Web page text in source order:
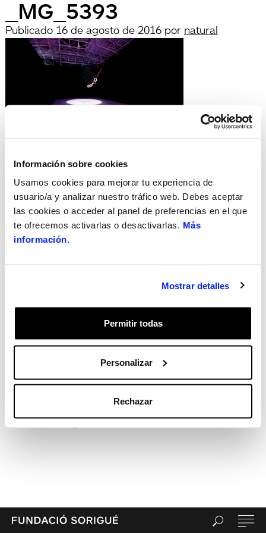
Información sobre cookies
Usamos cookies para mejorar tu experiencia de
usuario/a y analizar nuestro tráfico web. Debes aceptar
las cookies o acceder al panel de preferencias en el que
te ofrecemos activarlas o desactivarlas. Más
información.
Mostrar detalles
Permitir todas
Personalizar
Rechazar
_MG_5393
Publicado 16 de agosto de 2016por natural
Deja una respuesta
Lo siento, debes estarconectadopara publicar un
comentario.
Búsqueda
Buscar
por:
Search
Archives
Sin categorizar
Feed de entradas
WordPress.org